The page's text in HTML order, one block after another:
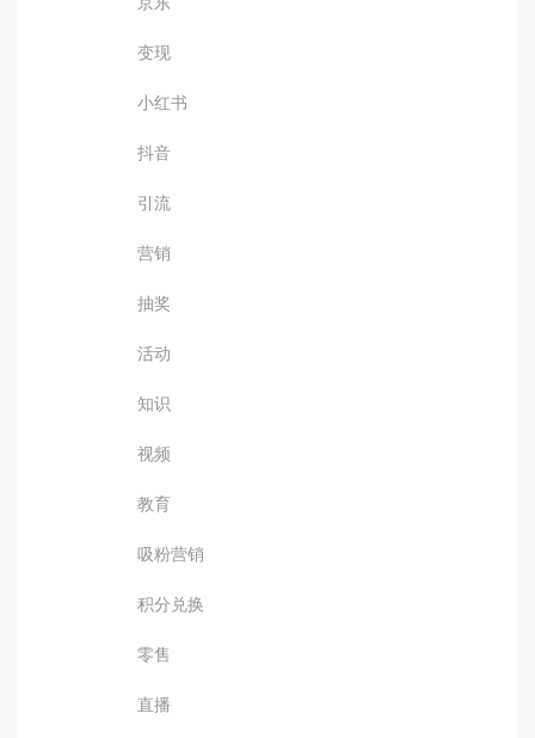
变现
小红书
抖音
引流
营销
抽奖
活动
知识
视频
教育
吸粉营销
积分兑换
零售
直播